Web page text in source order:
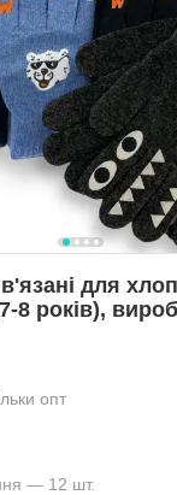
для
8 років),
опт
— 12 шт.